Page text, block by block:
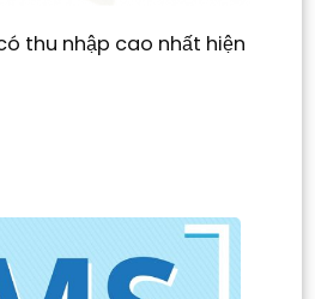
thu nhập cao nhất hiện